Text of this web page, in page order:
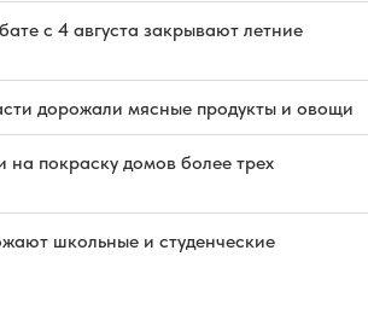
с 4 августа закрывают летние
дорожали мясные продукты и овощи
на покраску домов более трех
школьные и студенческие